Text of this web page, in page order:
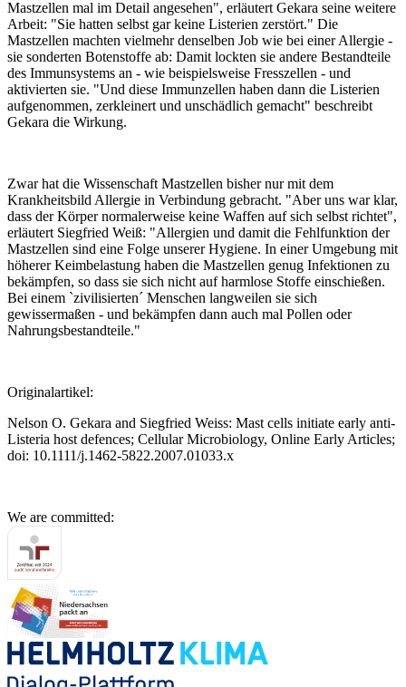
Mastzellen mal im Detail angesehen", erläutert Gekara seine weitere
Arbeit: "Sie hatten selbst gar keine Listerien zerstört." Die
Mastzellen machten vielmehr denselben Job wie bei einer Allergie -
sie sonderten Botenstoffe ab: Damit lockten sie andere Bestandteile
des Immunsystems an - wie beispielsweise Fresszellen - und
aktivierten sie. "Und diese Immunzellen haben dann die Listerien
aufgenommen, zerkleinert und unschädlich gemacht" beschreibt
Gekara die Wirkung.
Zwar hat die Wissenschaft Mastzellen bisher nur mit dem
Krankheitsbild Allergie in Verbindung gebracht. "Aber uns war klar,
dass der Körper normalerweise keine Waffen auf sich selbst richtet",
erläutert Siegfried Weiß: "Allergien und damit die Fehlfunktion der
Mastzellen sind eine Folge unserer Hygiene. In einer Umgebung mit
höherer Keimbelastung haben die Mastzellen genug Infektionen zu
bekämpfen, so dass sie sich nicht auf harmlose Stoffe einschießen.
Bei einem `zivilisierten´ Menschen langweilen sie sich
gewissermaßen - und bekämpfen dann auch mal Pollen oder
Nahrungsbestandteile."
Originalartikel:
Nelson O. Gekara and Siegfried Weiss: Mast cells initiate early anti-
Listeria host defences; Cellular Microbiology, Online Early Articles;
doi: 10.1111/j.1462-5822.2007.01033.x
We are committed: